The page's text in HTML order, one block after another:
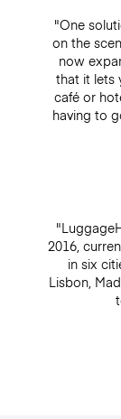
"One
on the
now
that it lets
café or
having to
2016,
in six
Lisbon,